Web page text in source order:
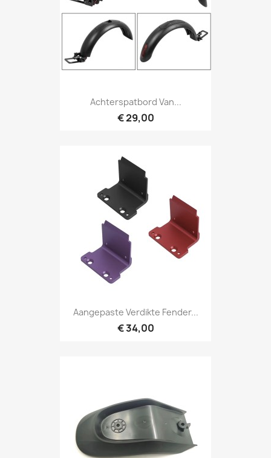
Achterspatbord Van...
€ 29,00
Aangepaste Verdikte Fender...
€ 34,00